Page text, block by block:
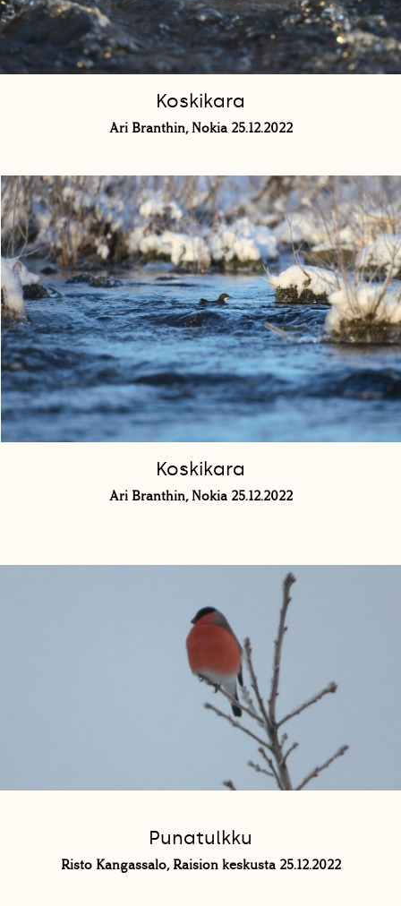
Koskikara
Ari Branthin, Nokia 25.12.2022
Koskikara
Ari Branthin, Nokia 25.12.2022
Punatulkku
Risto Kangassalo, Raision keskusta 25.12.2022